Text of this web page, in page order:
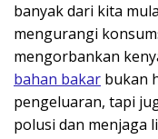
banyak dari kita
mengurangi
mengorbankan
bahan bakar bukan
pengeluaran, tapi
polusi dan menjaga